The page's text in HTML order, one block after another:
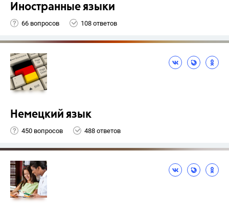
Иностранные языки
66 вопросов 108 ответов
Немецкий язык
450 вопросов 488 ответов